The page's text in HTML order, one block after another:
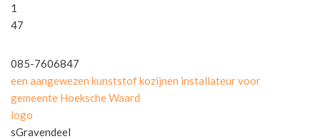
1
47
085-7606847
een aangewezen kunststof kozijnen installateur voor
gemeente Hoeksche Waard
logo
sGravendeel